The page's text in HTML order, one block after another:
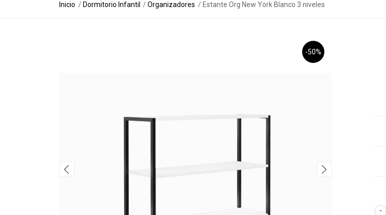
Inicio Dormitorio Infantil Organizadores Estante Org New York Blanco 3 niveles
-50%
-